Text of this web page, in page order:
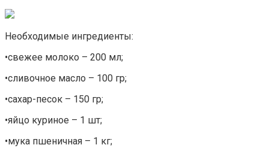
Необходимые ингредиенты:
•свежее молоко – 200 мл;
•сливочное масло – 100 гр;
•сахар-песок – 150 гр;
•яйцо куриное – 1 шт;
•мука пшеничная – 1 кг;